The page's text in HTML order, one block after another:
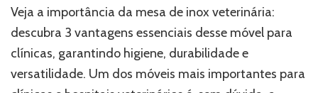
inox
veterinária:
3
benefícios
que
o
Veja a importância da mesa de inox veterinária:
descubra 3 vantagens essenciais desse móvel para
clínicas, garantindo higiene, durabilidade e
versatilidade. Um dos móveis mais importantes para